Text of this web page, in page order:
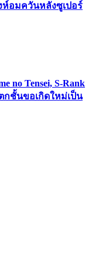
ห์อมควันหลังซูเปอร์
no Tensei, S-Rank
กชั้นขอเกิดใหม่เป็น